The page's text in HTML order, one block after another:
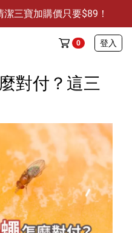
三寶加購價只要$89！
贈保濕抗菌洗手乳
潔三寶加購價只要$89！
0 登入
饋
對付？這三